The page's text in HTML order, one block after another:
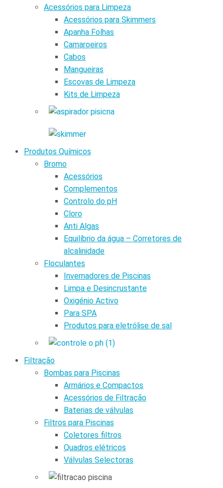
Acessórios para Limpeza
Acessórios para Skimmers
Apanha Folhas
Camaroeiros
Cabos
Mangueiras
Escovas de Limpeza
Kits de Limpeza
Produtos Químicos
Bromo
Acessórios
Complementos
Controlo do pH
Cloro
Anti Algas
Equilíbrio da água – Corretores de
alcalinidade
Floculantes
Invernadores de Piscinas
Limpa e Desincrustante
Oxigénio Activo
Para SPA
Produtos para eletrólise de sal
Filtração
Bombas para Piscinas
Armários e Compactos
Acessórios de Filtração
Baterias de válvulas
Filtros para Piscinas
Coletores filtros
Quadros elétricos
Válvulas Selectoras